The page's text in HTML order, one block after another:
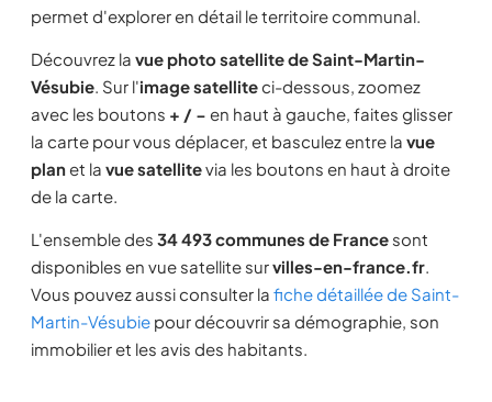
permet d'explorer en détail le territoire communal.
Découvrez la vue photo satellite de Saint-Martin-
Vésubie. Sur l'image satelliteci-dessous, zoomez
avec les boutons + / − en haut à gauche, faites glisser
la carte pour vous déplacer, et basculez entre la vue
planet la vue satellitevia les boutons en haut à droite
de la carte.
L'ensemble des 34 493 communes de France sont
disponibles en vue satellite survilles-en-france.fr.
Vous pouvez aussi consulter la fiche détaillée de Saint-
Martin-Vésubie pour découvrir sa démographie, son
immobilier et les avis des habitants.